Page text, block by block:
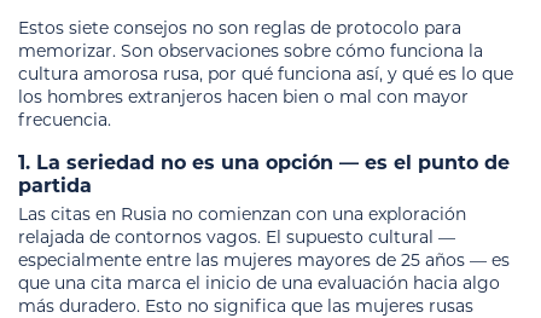
Estos siete consejos no son reglas de protocolo para
memorizar. Son observaciones sobre cómo funciona la
cultura amorosa rusa, por qué funciona así, y qué es lo que
los hombres extranjeros hacen bien o mal con mayor
frecuencia.
1. La seriedad no es una opción — es el punto de
partida
Las citas en Rusia no comienzan con una exploración
relajada de contornos vagos. El supuesto cultural —
especialmente entre las mujeres mayores de 25 años — es
que una cita marca el inicio de una evaluación hacia algo
más duradero. Esto no significa que las mujeres rusas